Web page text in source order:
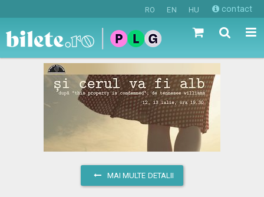
RO EN HU contact
MAI MULTE DETALII